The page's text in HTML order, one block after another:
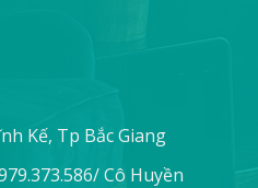
Kế, Tp Bắc Giang
/ Cô Huyền